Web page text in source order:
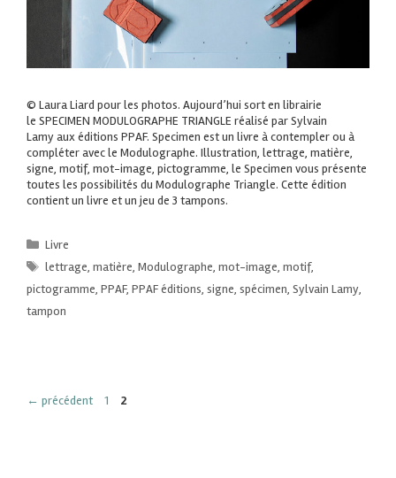
© Laura Liard pour les photos. Aujourd’hui sort en librairie
le SPECIMEN MODULOGRAPHE TRIANGLE réalisé par Sylvain
Lamy aux éditions PPAF. Specimen est un livre à contempler ou à
compléter avec le Modulographe. Illustration, lettrage, matière,
signe, motif, mot-image, pictogramme, le Specimen vous présente
toutes les possibilités du Modulographe Triangle. Cette édition
contient un livre et un jeu de 3 tampons.
Livre
lettrage,matière,Modulographe,mot-image,motif,
pictogramme, PPAF, PPAF éditions, signe, spécimen, Sylvain Lamy,
tampon
← précédent 1 2